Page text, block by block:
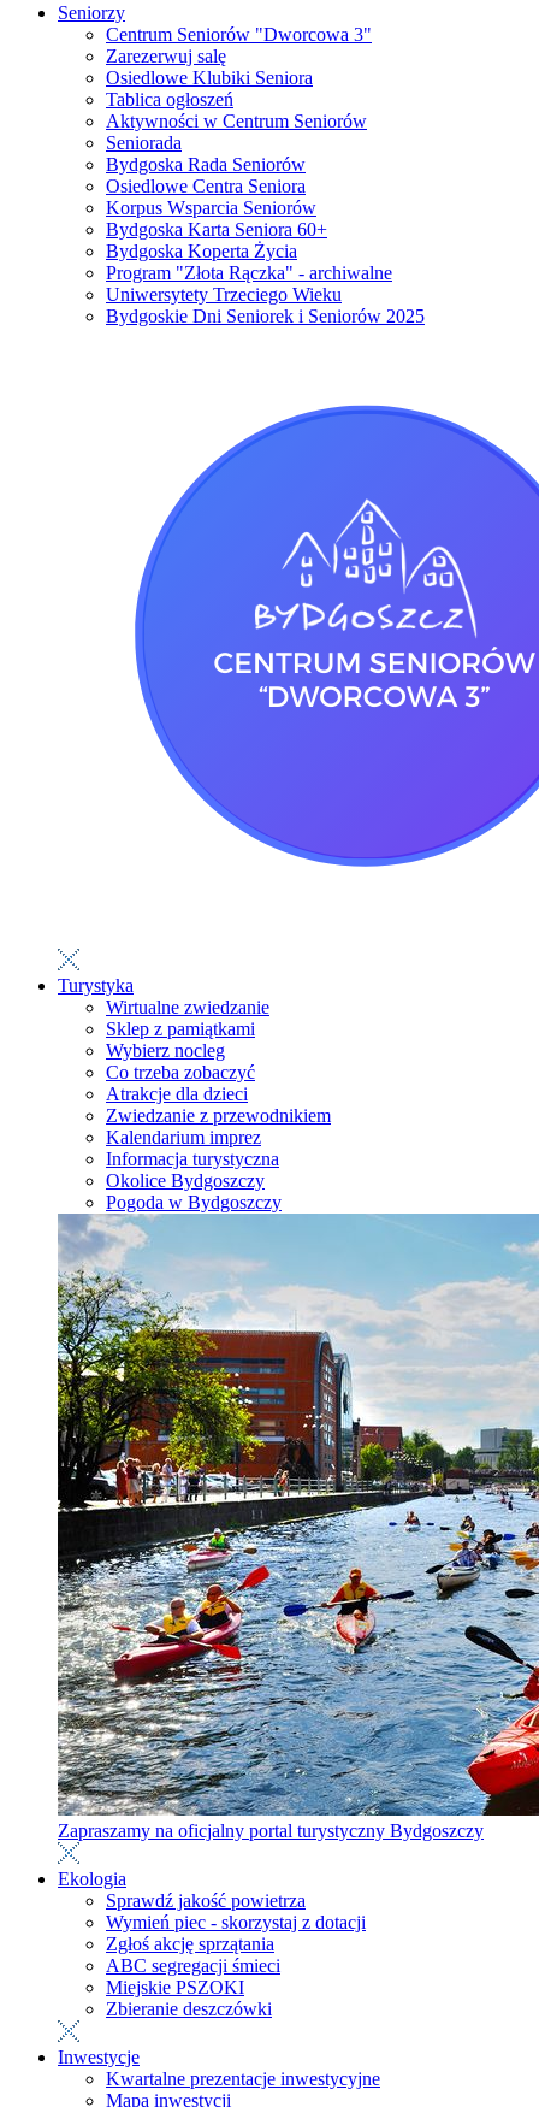
Seniorzy
Centrum Seniorów "Dworcowa 3"
Zarezerwuj salę
Osiedlowe Klubiki Seniora
Tablica ogłoszeń
Aktywności w Centrum Seniorów
Seniorada
Bydgoska Rada Seniorów
Osiedlowe Centra Seniora
Korpus Wsparcia Seniorów
Bydgoska Karta Seniora 60+
Bydgoska Koperta Życia
Program "Złota Rączka" - archiwalne
Uniwersytety Trzeciego Wieku
Bydgoskie Dni Seniorek i Seniorów 2025
Turystyka
Wirtualne zwiedzanie
Sklep z pamiątkami
Wybierz nocleg
Co trzeba zobaczyć
Atrakcje dla dzieci
Zwiedzanie z przewodnikiem
Kalendarium imprez
Informacja turystyczna
Okolice Bydgoszczy
Pogoda w Bydgoszczy
Zapraszamy na oficjalny portal turystyczny Bydgoszczy
Ekologia
Sprawdź jakość powietrza
Wymień piec - skorzystaj z dotacji
Zgłoś akcję sprzątania
ABC segregacji śmieci
Miejskie PSZOKI
Zbieranie deszczówki
Inwestycje
Kwartalne prezentacje inwestycyjne
Mapa inwestycji